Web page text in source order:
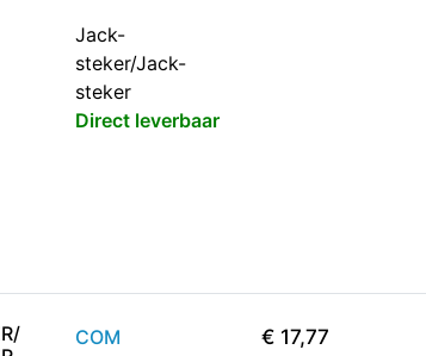
Jack-
steker/Jack-
steker
Direct leverbaar
COM
€ 17,77